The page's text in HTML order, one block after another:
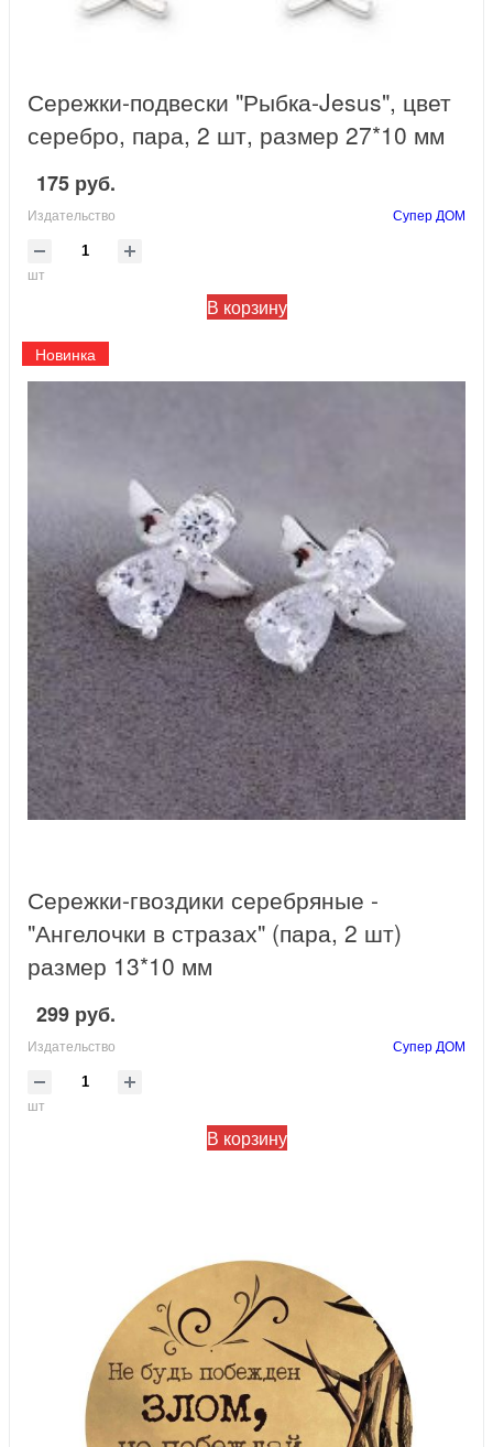
Сережки-подвески "Рыбка-Jesus", цвет
серебро, пара, 2 шт, размер 27*10 мм
175 руб.
Издательство Супер ДОМ
шт
В корзину
Новинка
Сережки-гвоздики серебряные -
"Ангелочки в стразах" (пара, 2 шт)
размер 13*10 мм
299 руб.
Издательство Супер ДОМ
шт
В корзину